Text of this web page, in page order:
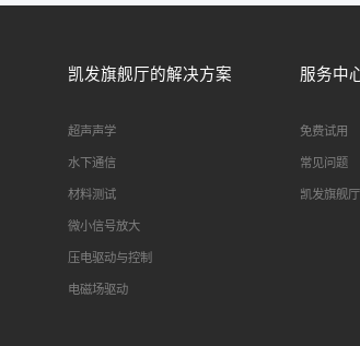
凯发旗舰厅的解决方案
超声声学
水下通信
材料测试
微小信号放大
压电驱动与控制
电磁场驱动
服务中
免费试用
常见问题
凯发旗舰